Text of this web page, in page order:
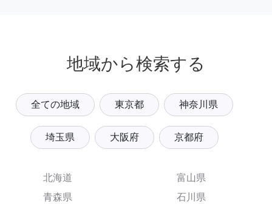
地域から検索する
全ての地域 東京都 神奈川県
埼玉県 大阪府 京都府
北海道
青森県
富山県
石川県